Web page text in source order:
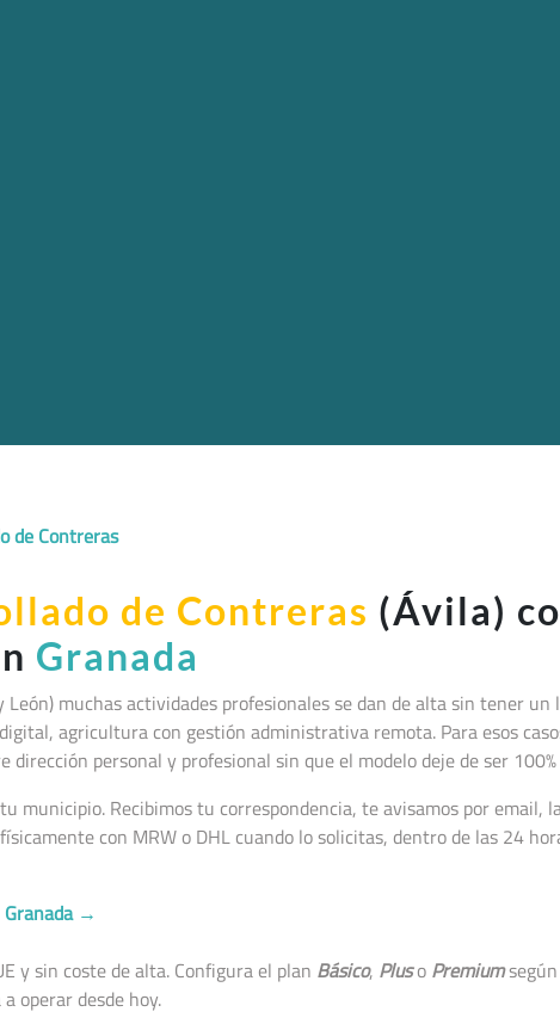
de Contreras
de Contreras (Ávila)
Granada
León) muchas actividades profesionales se dan de alta sin tener
agricultura con gestión administrativa remota. Para esos
personal y profesional sin que el modelo deje de ser
municipio. Recibimos tu correspondencia, te avisamos por email,
con MRW o DHL cuando lo solicitas, dentro de las 24
Granada →
y sin coste de alta. Configura el plan Básico, Pluso Premium
operar desde hoy.